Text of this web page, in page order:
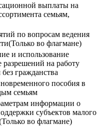
выплаты на
семьям,
по вопросам ведения
во флагмане)
и использование
на работу
гражданства
пособия в
семьям
информации о
субъектов малого
во флагмане)